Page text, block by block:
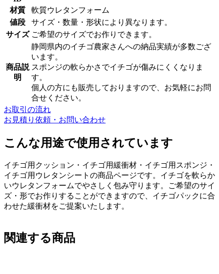
材質
軟質ウレタンフォーム
値段
サイズ・数量・形状により異なります。
サイズ ご希望のサイズでお作りできます。
商品説
明
静岡県内のイチゴ農家さんへの納品実績が多数ござ
います。
スポンジの軟らかさでイチゴが傷みにくくなりま
す。
個人の方にも販売しておりますので、お気軽にお問
合せください。
お取引の流れ
お見積り依頼・お問い合わせ
こんな用途で使用されています
イチゴ用クッション・イチゴ用緩衝材・イチゴ用スポンジ・
イチゴ用ウレタンシートの商品ページです。イチゴを軟らか
いウレタンフォームでやさしく包み守ります。ご希望のサイ
ズ・形でお作りすることができますので、イチゴパックに合
わせた緩衝材をご提案いたします。
関連する商品